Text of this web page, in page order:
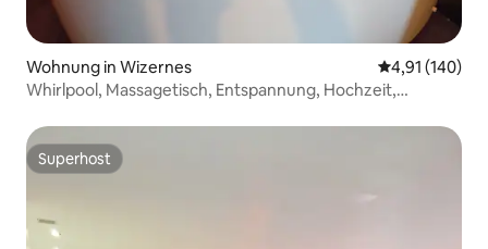
Wohnung in Wizernes
4,91 (140)
Whirlpool, Massagetisch, Entspannung, Hochzeit,
Superhost
Superhost